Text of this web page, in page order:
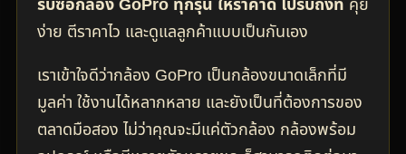
ง่าย ตีราคาไว และดูแลลูกค้าแบบเป็นกันเอง
เราเข้าใจดีว่ากล้อง GoPro เป็นกล้องขนาดเล็กที่มี
มูลค่า ใช้งานได้หลากหลาย และยังเป็นที่ต้องการของ
ตลาดมือสอง ไม่ว่าคุณจะมีแค่ตัวกล้อง กล้องพร้อม